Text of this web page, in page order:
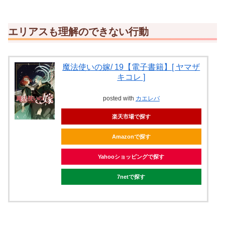
エリアスも理解のできない行動
魔法使いの嫁/ 19【電子書籍】[ ヤマザ
キコレ ]
posted with カエレバ
楽天市場で探す
Amazonで探す
Yahooショッピングで探す
7netで探す